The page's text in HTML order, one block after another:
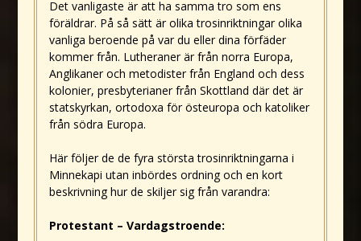
Det vanligaste är att ha samma tro som ens
föräldrar. På så sätt är olika trosinriktningar olika
vanliga beroende på var du eller dina förfäder
kommer från. Lutheraner är från norra Europa,
Anglikaner och metodister från England och dess
kolonier, presbyterianer från Skottland där det är
statskyrkan, ortodoxa för östeuropa och katoliker
från södra Europa.
Här följer de de fyra största trosinriktningarna i
Minnekapi utan inbördes ordning och en kort
beskrivning hur de skiljer sig från varandra:
Protestant – Vardagstroende: